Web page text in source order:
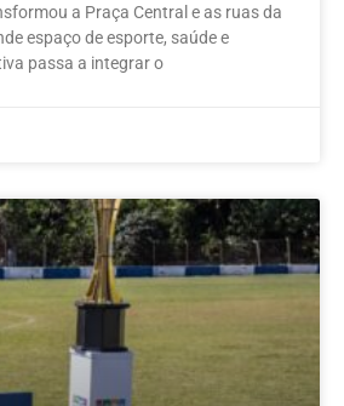
a Praça Central e as ruas da
espaço de esporte, saúde e
passa a integrar o